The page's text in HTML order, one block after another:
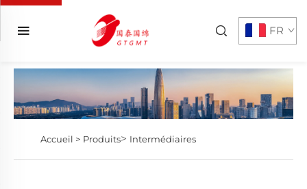
FR
Accueil > Produits> Intermédiaires